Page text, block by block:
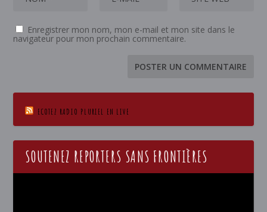
Enregistrer mon nom, mon e-mail et mon site dans le
navigateur pour mon prochain commentaire.
ECOTEZ RADIO PLURIEL EN LIVE
SOUTENEZ REPORTERS SANS FRONTIÈRES